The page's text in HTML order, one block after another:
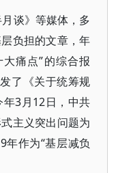
谈》等媒体，多
负担的文章，年
痛点”的综合报
了《关于统筹规
3月12日，中共
主义突出问题为
年作为“基层减负